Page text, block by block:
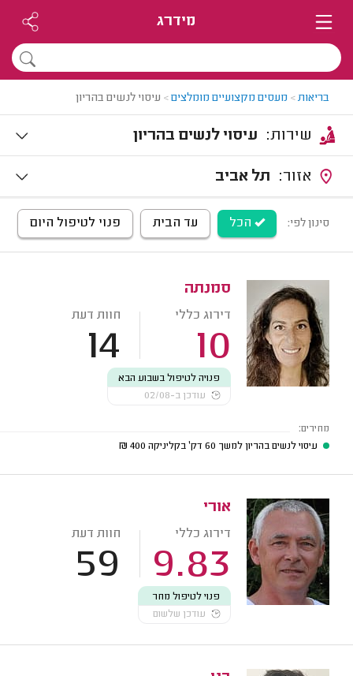
מידרג
בריאות> מעסים מקצועיים מומלצים> עיסוי לנשים בהריון
עיסוי לנשים בהריון
תל אביב
סינון לפי: הכל עד הבית פנוי לטיפול היום
סמנתה
דירוג כללי
10
חוות דעת
14
פנויה לטיפול בשבוע הבא
עודכן ב-02/08
מחירים:
עיסוי לנשים בהריון למשך 60 דק' בקליניקה
400
₪
אורי
דירוג כללי
9.83
חוות דעת
59
פנוי לטיפול מחר
עודכן שלשום